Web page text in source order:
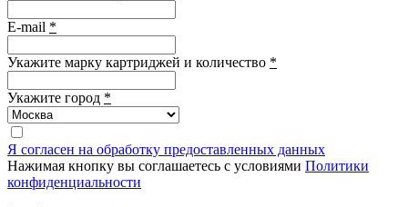
E-mail *
Укажите марку картриджей и количество *
Укажите город *
Я согласен на обработку предоставленных данных
Нажимая кнопку вы соглашаетесь с условиями Политики
конфиденциальности